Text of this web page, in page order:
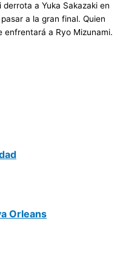
a Yuka Sakazaki en
a la gran final. Quien
enfrentará a Ryo Mizunami.
Orleans